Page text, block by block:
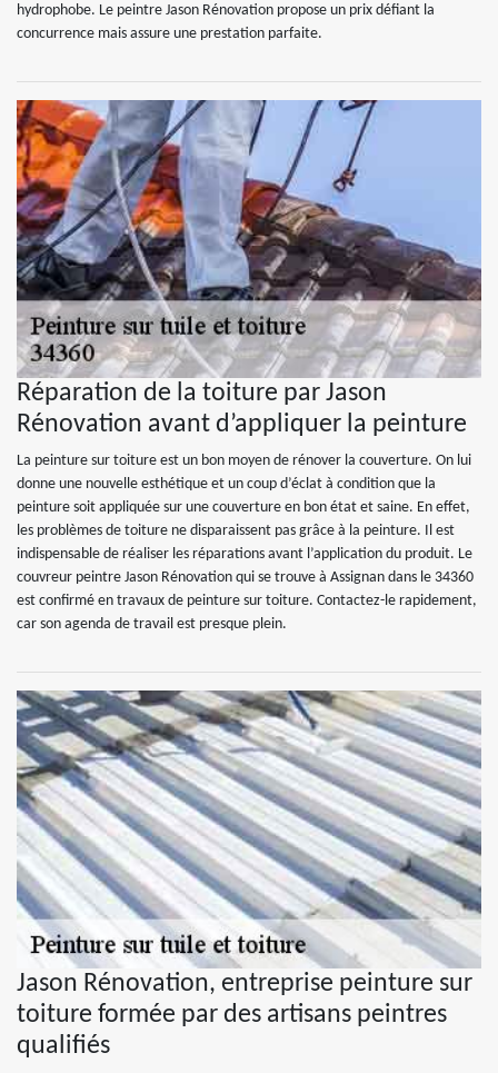
hydrophobe. Le peintre Jason Rénovation propose un prix défiant la
concurrence mais assure une prestation parfaite.
Réparation de la toiture par Jason
Rénovation avant d’appliquer la peinture
La peinture sur toiture est un bon moyen de rénover la couverture. On lui
donne une nouvelle esthétique et un coup d’éclat à condition que la
peinture soit appliquée sur une couverture en bon état et saine. En effet,
les problèmes de toiture ne disparaissent pas grâce à la peinture. Il est
indispensable de réaliser les réparations avant l’application du produit. Le
couvreur peintre Jason Rénovation qui se trouve à Assignan dans le 34360
est confirmé en travaux de peinture sur toiture. Contactez-le rapidement,
car son agenda de travail est presque plein.
Jason Rénovation, entreprise peinture sur
toiture formée par des artisans peintres
qualifiés